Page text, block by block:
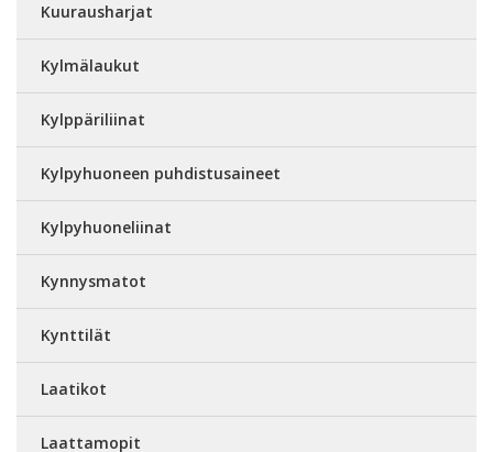
Kuurausharjat
Kylmälaukut
Kylppäriliinat
Kylpyhuoneen puhdistusaineet
Kylpyhuoneliinat
Kynnysmatot
Kynttilät
Laatikot
Laattamopit